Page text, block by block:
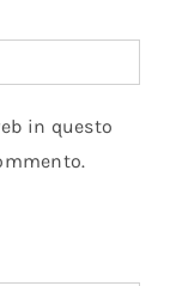
in questo